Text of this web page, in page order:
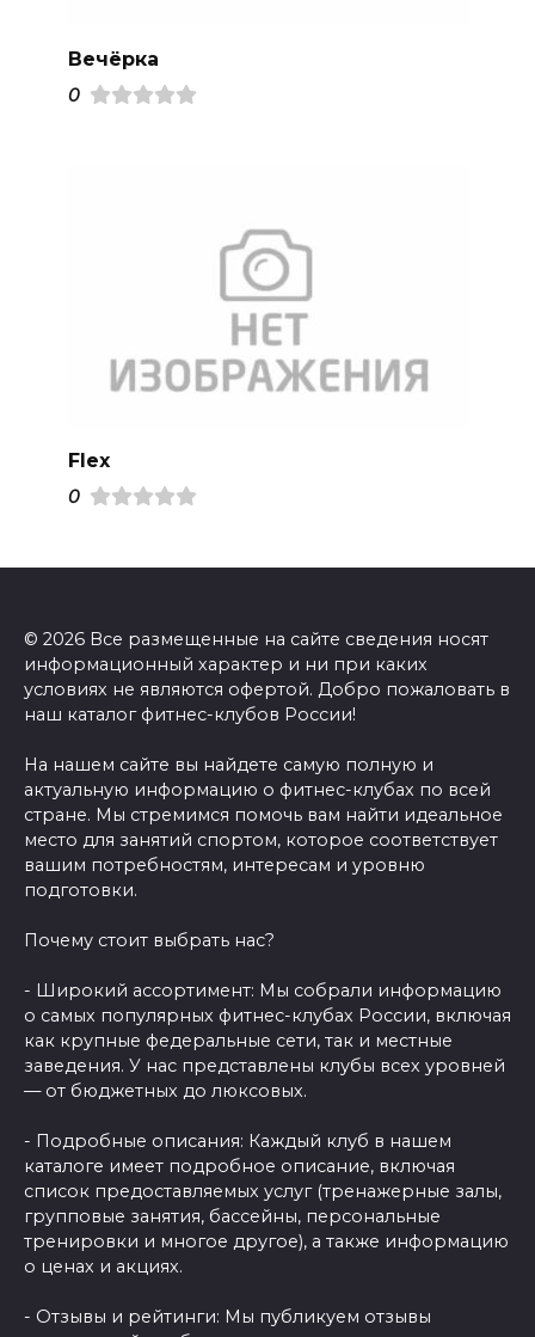
Вечёрка
0
Flex
0
© 2026 Все размещенные на сайте сведения носят
информационный характер и ни при каких
условиях не являются офертой. Добро пожаловать в
наш каталог фитнес-клубов России!
На нашем сайте вы найдете самую полную и
актуальную информацию о фитнес-клубах по всей
стране. Мы стремимся помочь вам найти идеальное
место для занятий спортом, которое соответствует
вашим потребностям, интересам и уровню
подготовки.
Почему стоит выбрать нас?
- Широкий ассортимент: Мы собрали информацию
о самых популярных фитнес-клубах России, включая
как крупные федеральные сети, так и местные
заведения. У нас представлены клубы всех уровней
— от бюджетных до люксовых.
- Подробные описания: Каждый клуб в нашем
каталоге имеет подробное описание, включая
список предоставляемых услуг (тренажерные залы,
групповые занятия, бассейны, персональные
тренировки и многое другое), а также информацию
о ценах и акциях.
- Отзывы и рейтинги: Мы публикуем отзывы